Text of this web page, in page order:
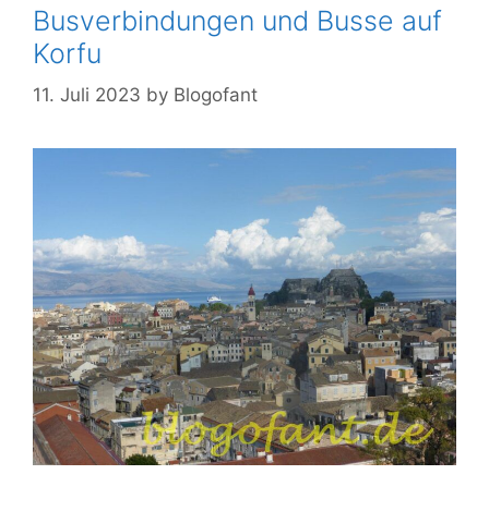
Busverbindungen und Busse auf
Korfu
11. Juli 2023 by Blogofant